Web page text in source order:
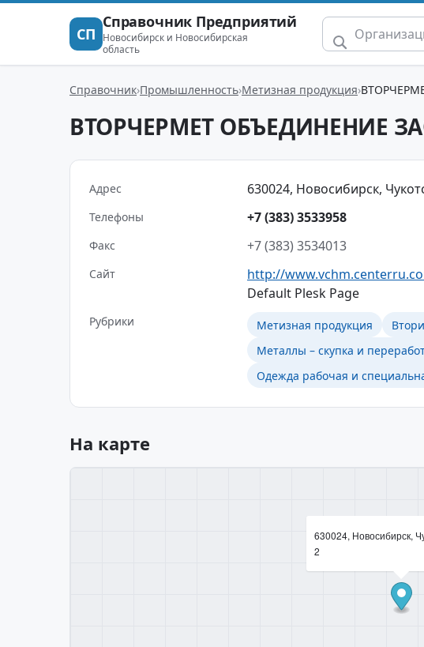
СП
Справочник Предприятий
Новосибирск и Новосибирская
область
Справочник Промышленность Метизная продукция
ВТОРЧЕРМЕТ ОБЪЕДИНЕНИЕ
Адрес 630024, Новосибирск,
Телефоны +7 (383) 3533958
Факс +7 (383) 3534013
Сайт
http://
Default Plesk Page
Рубрики Метизная продукция
Металлы – скупка и
Одежда рабочая и
На карте
630024, Новосибирск,
2